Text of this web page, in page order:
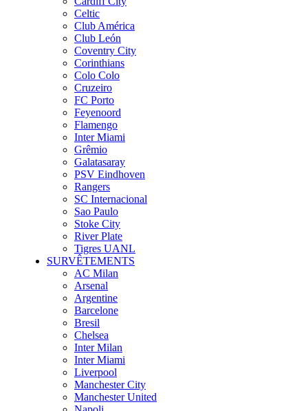
Celtic
Club América
Club León
Coventry City
Corinthians
Colo Colo
Cruzeiro
FC Porto
Feyenoord
Flamengo
Inter Miami
Grêmio
Galatasaray
PSV Eindhoven
Rangers
SC Internacional
Sao Paulo
Stoke City
River Plate
Tigres UANL
SURVÊTEMENTS
AC Milan
Arsenal
Argentine
Barcelone
Bresil
Chelsea
Inter Milan
Inter Miami
Liverpool
Manchester City
Manchester United